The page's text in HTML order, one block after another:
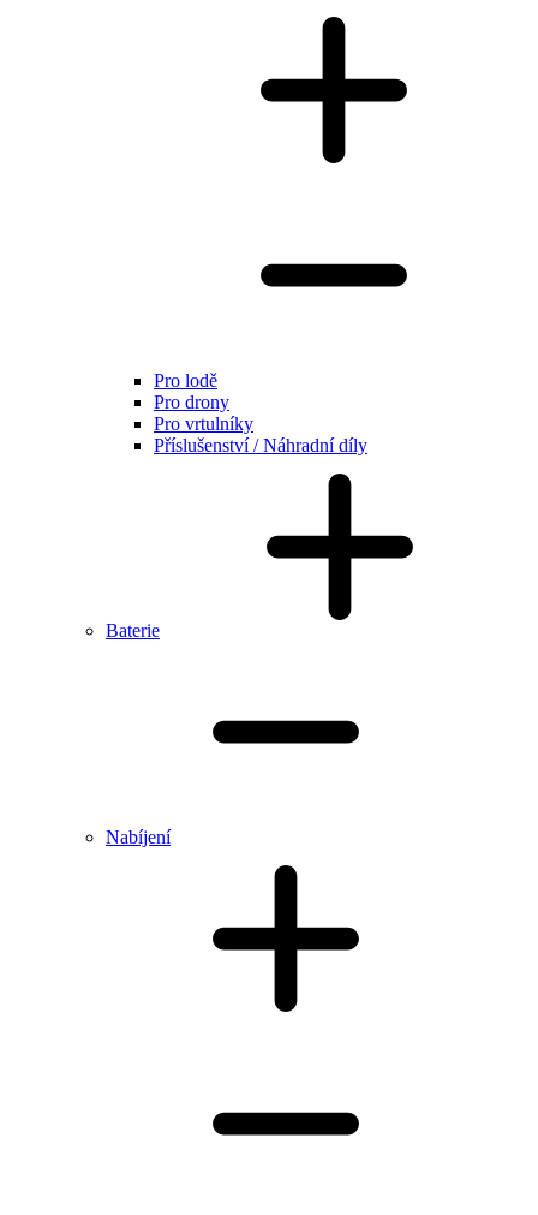
Pro lodě
Pro drony
Pro vrtulníky
Příslušenství / Náhradní díly
Baterie
Nabíjení